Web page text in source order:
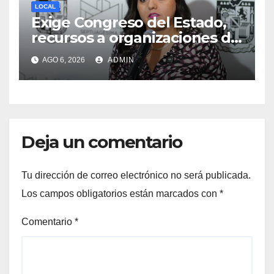
LOCAL
Exige Congreso del Estado,
recursos a organizaciones de
la sociedad civil
AGO 6, 2026 ADMIN
Deja un comentario
Tu dirección de correo electrónico no será publicada.
Los campos obligatorios están marcados con *
Comentario *